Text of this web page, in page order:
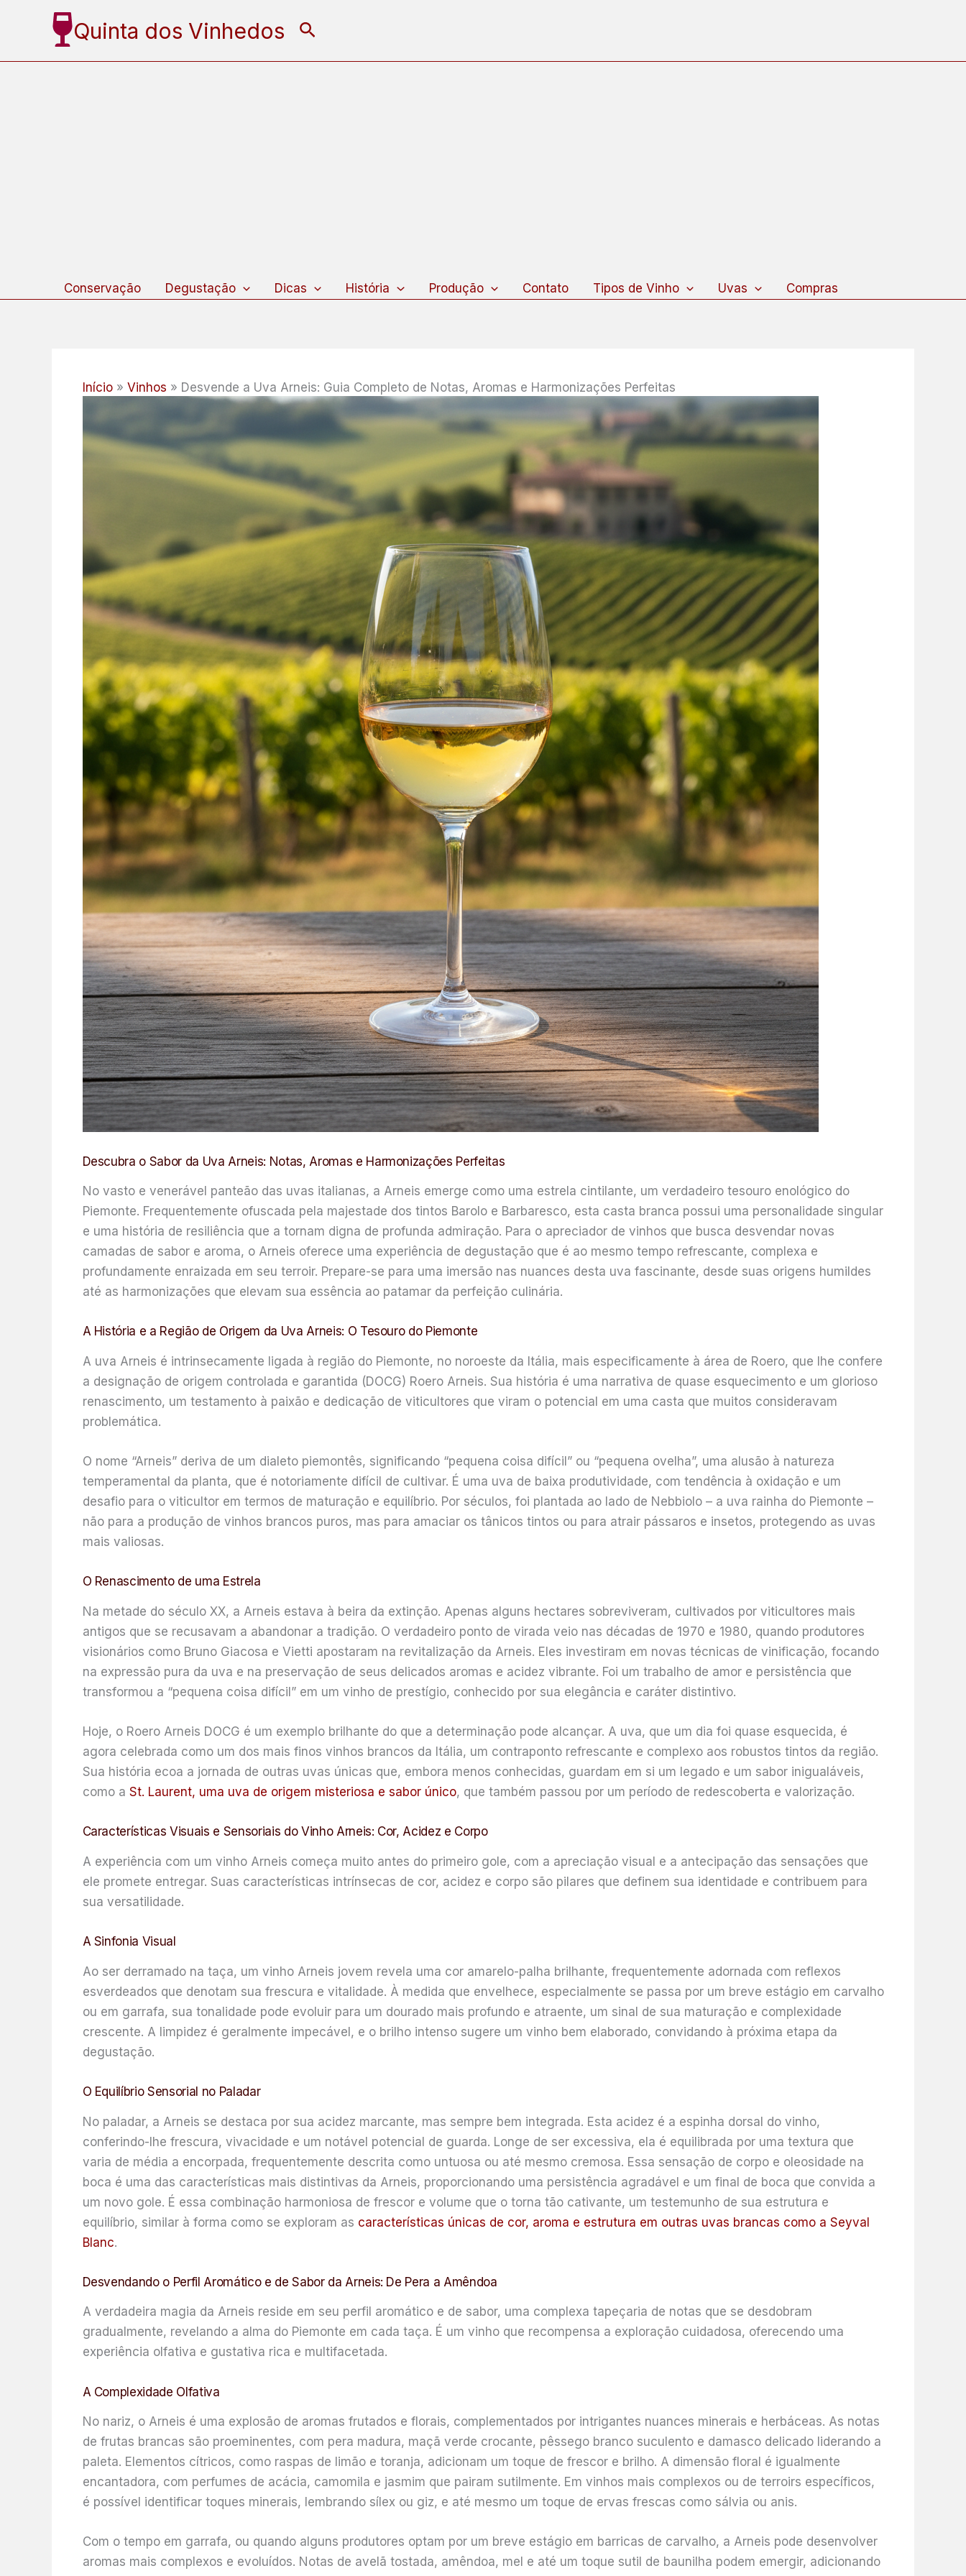
Quinta dos Vinhedos Pesquisar
Conservação Degustação Dicas História Produção Contato Tipos de Vinho Uvas Compras
Início Vinhos Desvende a Uva Arneis: Guia Completo de Notas, Aromas e Harmonizações Perfeitas
Descubra o Sabor da Uva Arneis: Notas, Aromas e Harmonizações Perfeitas
No vasto e venerável panteão das uvas italianas, a Arneis emerge como uma estrela cintilante, um verdadeiro tesouro enológico do
Piemonte. Frequentemente ofuscada pela majestade dos tintos Barolo e Barbaresco, esta casta branca possui uma personalidade singular
e uma história de resiliência que a tornam digna de profunda admiração. Para o apreciador de vinhos que busca desvendar novas
camadas de sabor e aroma, o Arneis oferece uma experiência de degustação que é ao mesmo tempo refrescante, complexa e
profundamente enraizada em seu terroir. Prepare-se para uma imersão nas nuances desta uva fascinante, desde suas origens humildes
até as harmonizações que elevam sua essência ao patamar da perfeição culinária.
A História e a Região de Origem da Uva Arneis: O Tesouro do Piemonte
A uva Arneis é intrinsecamente ligada à região do Piemonte, no noroeste da Itália, mais especificamente à área de Roero, que lhe confere
a designação de origem controlada e garantida (DOCG) Roero Arneis. Sua história é uma narrativa de quase esquecimento e um glorioso
renascimento, um testamento à paixão e dedicação de viticultores que viram o potencial em uma casta que muitos consideravam
problemática.
O nome “Arneis” deriva de um dialeto piemontês, significando “pequena coisa difícil” ou “pequena ovelha”, uma alusão à natureza
temperamental da planta, que é notoriamente difícil de cultivar. É uma uva de baixa produtividade, com tendência à oxidação e um
desafio para o viticultor em termos de maturação e equilíbrio. Por séculos, foi plantada ao lado de Nebbiolo – a uva rainha do Piemonte –
não para a produção de vinhos brancos puros, mas para amaciar os tânicos tintos ou para atrair pássaros e insetos, protegendo as uvas
mais valiosas.
O Renascimento de uma Estrela
Na metade do século XX, a Arneis estava à beira da extinção. Apenas alguns hectares sobreviveram, cultivados por viticultores mais
antigos que se recusavam a abandonar a tradição. O verdadeiro ponto de virada veio nas décadas de 1970 e 1980, quando produtores
visionários como Bruno Giacosa e Vietti apostaram na revitalização da Arneis. Eles investiram em novas técnicas de vinificação, focando
na expressão pura da uva e na preservação de seus delicados aromas e acidez vibrante. Foi um trabalho de amor e persistência que
transformou a “pequena coisa difícil” em um vinho de prestígio, conhecido por sua elegância e caráter distintivo.
Hoje, o Roero Arneis DOCG é um exemplo brilhante do que a determinação pode alcançar. A uva, que um dia foi quase esquecida, é
agora celebrada como um dos mais finos vinhos brancos da Itália, um contraponto refrescante e complexo aos robustos tintos da região.
Sua história ecoa a jornada de outras uvas únicas que, embora menos conhecidas, guardam em si um legado e um sabor inigualáveis,
como a St. Laurent, uma uva de origem misteriosa e sabor único, que também passou por um período de redescoberta e valorização.
Características Visuais e Sensoriais do Vinho Arneis: Cor, Acidez e Corpo
A experiência com um vinho Arneis começa muito antes do primeiro gole, com a apreciação visual e a antecipação das sensações que
ele promete entregar. Suas características intrínsecas de cor, acidez e corpo são pilares que definem sua identidade e contribuem para
sua versatilidade.
A Sinfonia Visual
Ao ser derramado na taça, um vinho Arneis jovem revela uma cor amarelo-palha brilhante, frequentemente adornada com reflexos
esverdeados que denotam sua frescura e vitalidade. À medida que envelhece, especialmente se passa por um breve estágio em carvalho
ou em garrafa, sua tonalidade pode evoluir para um dourado mais profundo e atraente, um sinal de sua maturação e complexidade
crescente. A limpidez é geralmente impecável, e o brilho intenso sugere um vinho bem elaborado, convidando à próxima etapa da
degustação.
O Equilíbrio Sensorial no Paladar
No paladar, a Arneis se destaca por sua acidez marcante, mas sempre bem integrada. Esta acidez é a espinha dorsal do vinho,
conferindo-lhe frescura, vivacidade e um notável potencial de guarda. Longe de ser excessiva, ela é equilibrada por uma textura que
varia de média a encorpada, frequentemente descrita como untuosa ou até mesmo cremosa. Essa sensação de corpo e oleosidade na
boca é uma das características mais distintivas da Arneis, proporcionando uma persistência agradável e um final de boca que convida a
um novo gole. É essa combinação harmoniosa de frescor e volume que o torna tão cativante, um testemunho de sua estrutura e
equilíbrio, similar à forma como se exploram as características únicas de cor, aroma e estrutura em outras uvas brancas como a Seyval
Blanc.
Desvendando o Perfil Aromático e de Sabor da Arneis: De Pera a Amêndoa
A verdadeira magia da Arneis reside em seu perfil aromático e de sabor, uma complexa tapeçaria de notas que se desdobram
gradualmente, revelando a alma do Piemonte em cada taça. É um vinho que recompensa a exploração cuidadosa, oferecendo uma
experiência olfativa e gustativa rica e multifacetada.
A Complexidade Olfativa
No nariz, o Arneis é uma explosão de aromas frutados e florais, complementados por intrigantes nuances minerais e herbáceas. As notas
de frutas brancas são proeminentes, com pera madura, maçã verde crocante, pêssego branco suculento e damasco delicado liderando a
paleta. Elementos cítricos, como raspas de limão e toranja, adicionam um toque de frescor e brilho. A dimensão floral é igualmente
encantadora, com perfumes de acácia, camomila e jasmim que pairam sutilmente. Em vinhos mais complexos ou de terroirs específicos,
é possível identificar toques minerais, lembrando sílex ou giz, e até mesmo um toque de ervas frescas como sálvia ou anis.
Com o tempo em garrafa, ou quando alguns produtores optam por um breve estágio em barricas de carvalho, a Arneis pode desenvolver
aromas mais complexos e evoluídos. Notas de avelã tostada, amêndoa, mel e até um toque sutil de baunilha podem emergir, adicionando